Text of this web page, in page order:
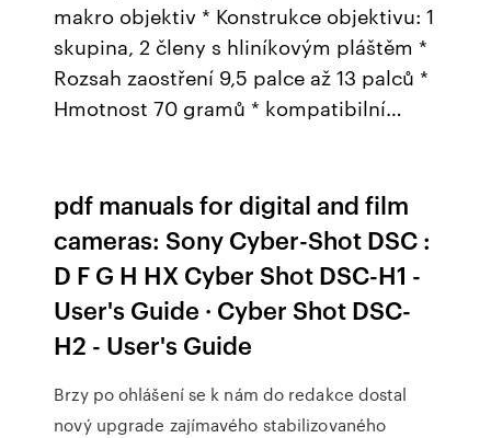
makro objektiv * Konstrukce objektivu: 1
skupina, 2 členy s hliníkovým pláštěm *
Rozsah zaostření 9,5 palce až 13 palců *
Hmotnost 70 gramů * kompatibilní…
pdf manuals for digital and film
cameras: Sony Cyber-Shot DSC :
D F G H HX Cyber Shot DSC-H1 -
User's Guide · Cyber Shot DSC-
H2 - User's Guide
Brzy po ohlášení se k nám do redakce dostal
nový upgrade zajímavého stabilizovaného